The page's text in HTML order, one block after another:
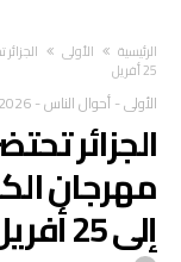
‫الرئيسية‬ الأولى
25 أفريل
الأولى-أحوال الناس-
الجزائر
إلى 25 أفريل